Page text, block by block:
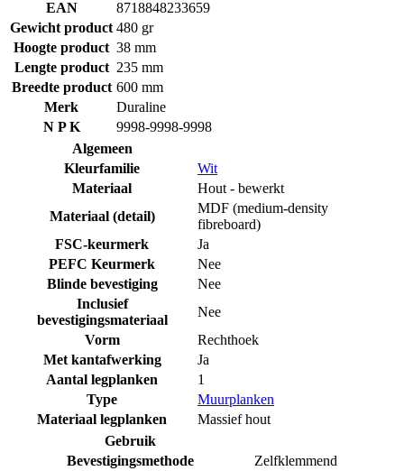
EAN
8718848233659
Gewicht product 480 gr
Hoogte product 38 mm
Lengte product 235 mm
Breedte product 600 mm
Merk
Duraline
N P K
9998-9998-9998
Algemeen
Kleurfamilie
Wit
Materiaal
Hout - bewerkt
Materiaal (detail)
MDF (medium-density
fibreboard)
FSC-keurmerk
Ja
PEFC Keurmerk
Nee
Blinde bevestiging
Nee
Inclusief
bevestigingsmateriaal
Nee
Vorm
Rechthoek
Met kantafwerking
Ja
Aantal legplanken
1
Type
Muurplanken
Materiaal legplanken
Massief hout
Gebruik
Bevestigingsmethode
Zelfklemmend